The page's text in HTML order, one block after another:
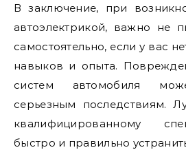
В заключение, при
автоэлектрикой, важно не
самостоятельно, если у вас
навыков и опыта.
систем автомобиля
серьезным последствиям.
квалифицированному
быстро и правильно